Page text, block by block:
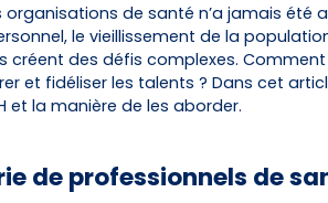
organisations de santé n’a jamais été
le vieillissement de la
créent des défis complexes.
et fidéliser les talents ? Dans cet
et la manière de les aborder.
de professionnels de